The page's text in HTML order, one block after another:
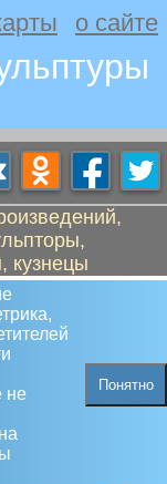
о сайте
кузнецы
не
Понятно